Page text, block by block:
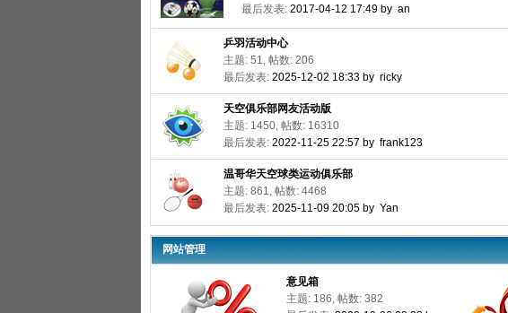
最后发表: 2017-04-12 17:49 by an
乒羽活动中心
主题: 51, 帖数: 206
最后发表: 2025-12-02 18:33 by ricky
天空俱乐部网友活动版
主题: 1450, 帖数: 16310
最后发表: 2022-11-25 22:57 by frank123
温哥华天空球类运动俱乐部
主题: 861, 帖数: 4468
最后发表: 2025-11-09 20:05 by Yan
网站管理
意见箱
主题: 186, 帖数: 382